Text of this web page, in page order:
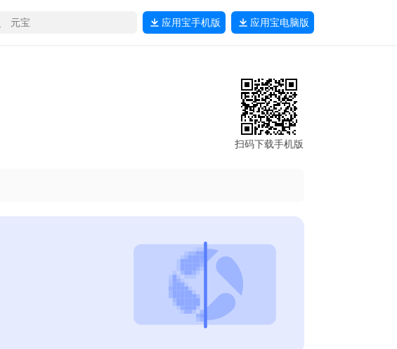
应用宝手机版 应用宝电脑版
扫码下载手机版